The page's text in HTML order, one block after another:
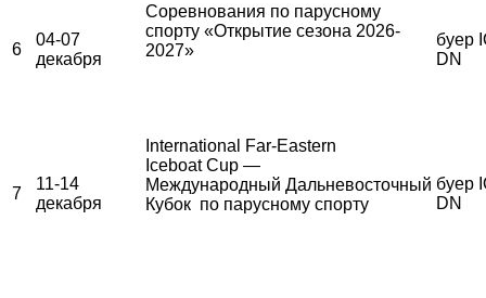
6
04-07
декабря
Соревнования по парусному
спорту «Открытие сезона 2026-
2027»
буер
DN
7
11-14
декабря
International Far-Eastern
Iceboat Cup —
Международный Дальневосточный
Кубок по парусному спорту
буер
DN